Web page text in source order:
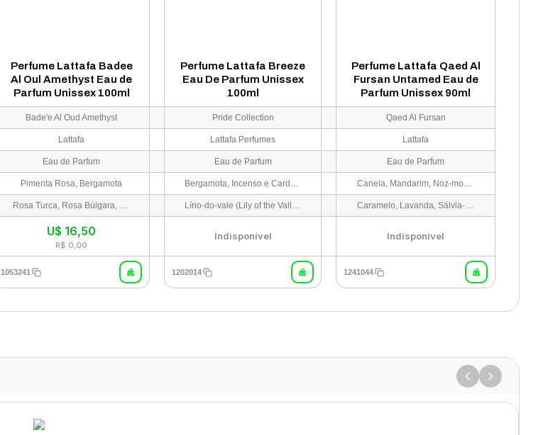
Perfume Lattafa Badee
Al Oul Amethyst Eau de
Parfum Unissex 100ml
Perfume Lattafa Breeze
Eau De Parfum Unissex
100ml
Perfume Lattafa Qaed Al
Fursan Untamed Eau de
Parfum Unissex 90ml
Bade'e Al Oud Amethyst Pride Collection Qaed Al Fursan
Lattafa Lattafa Perfumes Lattafa
Eau de Parfum Eau de Parfum Eau de Parfum
Pimenta Rosa, Bergamota Bergamota, Incenso e Cardamomo Canela, Mandarim, Noz-moscada e Cardamomo
Rosa Turca, Rosa Búlgara, Jasmim Lírio-do-vale (Lily of the Valley) e Cyclamen Caramelo, Lavanda, Sálvia-esclareia, Gerânio e Cipreste
U$ 16,50
R$ 0,00
Indisponível Indisponível
1053241 1202014 1241044